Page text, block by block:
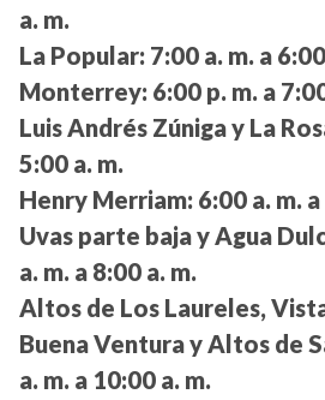
a. m.
La Popular: 7:00 a. m. a
Monterrey: 6:00 p. m. a
Luis Andrés Zúniga y La
5:00 a. m.
Henry Merriam: 6:00 a. m.
Uvas parte baja y Agua
a. m. a 8:00 a. m.
Altos de Los Laureles,
Buena Ventura y Altos de
a. m. a 10:00 a. m.